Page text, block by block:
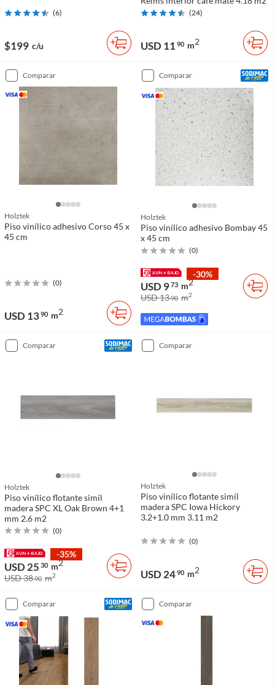
(6)
$199 c/u
(24)
USD 11 90 m2
comparar
Holztek
Piso vinílico adhesivo Corso 45 x
45 cm
(0)
USD 1390 m2
comparar
Holztek
Piso vinílico adhesivo Bombay 45
x 45 cm
(0)
-30%
USD 973 m2
USD 1390 m2
comparar
Holztek
Piso vinílico flotante simíl
madera SPC XL Oak Brown 4+1
mm 2.6 m2
(0)
-35%
USD 25 30 m2
USD 3890 m2
comparar
Holztek
Piso vinílico flotante simíl
madera SPC Iowa Hickory
3.2+1.0 mm 3.11 m2
(0)
USD 2490 m2
comparar comparar